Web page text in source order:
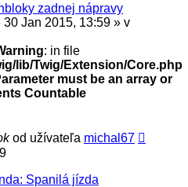
zadnej nápravy
30 Jan 2015, 13:59 » v
: in file
lib/Twig/Extension/Core.php
must be an array or
Countable
od užívateľa michal67
Spanilá jízda